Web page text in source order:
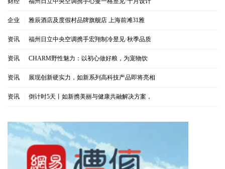
企业 雅辰酒店及度假村品牌旗舰店 上海前滩31雅
资讯 福州日立中央空调携手宏翔制冷昱见·秋季品质
资讯 CHARM野性魅力：以初心做好粮，为宠物饮
资讯 展现创新硬实力，如新系列高科技产品即将亮相
资讯 倒计时5天丨如新携美丽与健康共融解决方案，